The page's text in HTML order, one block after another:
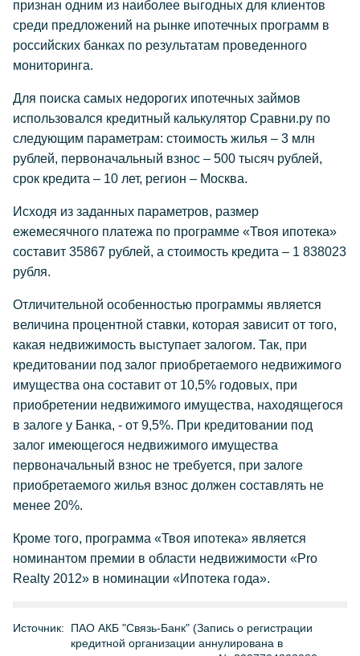
признан одним из наиболее выгодных для клиентов
среди предложений на рынке ипотечных программ в
российских банках по результатам проведенного
мониторинга.
Для поиска самых недорогих ипотечных займов
использовался кредитный калькулятор Сравни.ру по
следующим параметрам: стоимость жилья – 3 млн
рублей, первоначальный взнос – 500 тысяч рублей,
срок кредита – 10 лет, регион – Москва.
Исходя из заданных параметров, размер
ежемесячного платежа по программе «Твоя ипотека»
составит 35867 рублей, а стоимость кредита – 1 838023
рубля.
Отличительной особенностью программы является
величина процентной ставки, которая зависит от того,
какая недвижимость выступает залогом. Так, при
кредитовании под залог приобретаемого недвижимого
имущества она составит от 10,5% годовых, при
приобретении недвижимого имущества, находящегося
в залоге у Банка, - от 9,5%. При кредитовании под
залог имеющегося недвижимого имущества
первоначальный взнос не требуется, при залоге
приобретаемого жилья взнос должен составлять не
менее 20%.
Кроме того, программа «Твоя ипотека» является
номинантом премии в области недвижимости «Pro
Realty 2012» в номинации «Ипотека года».
Источник:
ПАО АКБ "Связь-Банк" (Запись о регистрации
кредитной организации аннулирована в